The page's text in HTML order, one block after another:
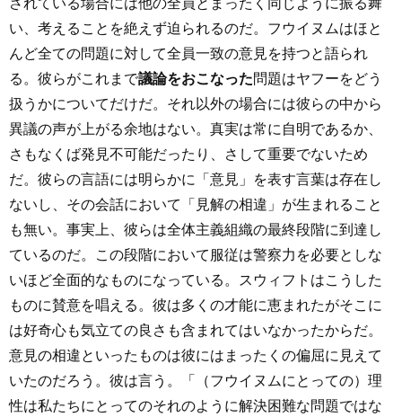
い、考えることを絶えず迫られるのだ。フウイヌムはほと
んど全ての問題に対して全員一致の意見を持つと語られ
る。彼らがこれまで議論をおこなった問題はヤフーをどう
扱うかについてだけだ。それ以外の場合には彼らの中から
異議の声が上がる余地はない。真実は常に自明であるか、
さもなくば発見不可能だったり、さして重要でないため
だ。彼らの言語には明らかに「意見」を表す言葉は存在し
ないし、その会話において「見解の相違」が生まれること
も無い。事実上、彼らは全体主義組織の最終段階に到達し
ているのだ。この段階において服従は警察力を必要としな
いほど全面的なものになっている。スウィフトはこうした
ものに賛意を唱える。彼は多くの才能に恵まれたがそこに
は好奇心も気立ての良さも含まれてはいなかったからだ。
意見の相違といったものは彼にはまったくの偏屈に見えて
いたのだろう。彼は言う。「（フウイヌムにとっての）理
性は私たちにとってのそれのように解決困難な問題ではな